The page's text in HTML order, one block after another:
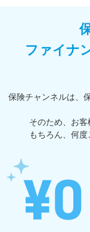
ファイナ
保険チャンネルは、
そのため、お客
もちろん、何度